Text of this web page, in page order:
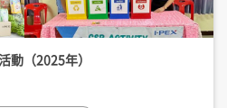
動（2025年）